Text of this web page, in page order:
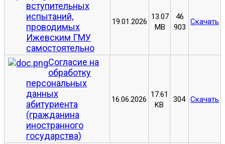
вступительных
испытаний,
проводимых
Ижевским ГМУ
самостоятельно
19.01.2026
13.07
MB
46
903
Скачать
Согласие на
обработку
персональных
данных
абитуриента
(гражданина
иностранного
государства)
16.06.2026
17.61
KB
304 Скачать